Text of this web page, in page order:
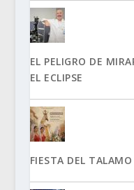
EL PELIGRO DE
EL ECLIPSE
FIESTA DEL